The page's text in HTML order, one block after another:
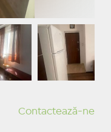
Contactează-ne